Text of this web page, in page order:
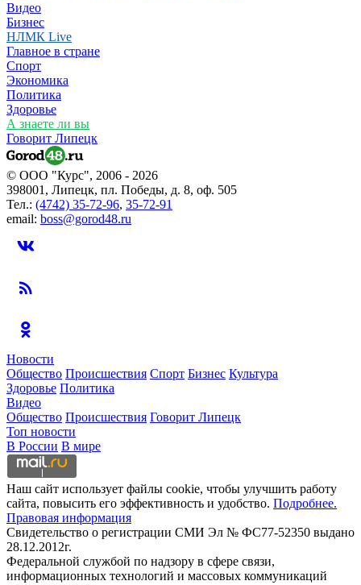
Видео
Бизнес
НЛМК Live
Главное в стране
Спорт
Экономика
Политика
Здоровье
А знаете ли вы
Говорит Липецк
© ООО "Курс", 2006 - 2026
398001, Липецк, пл. Победы, д. 8, оф. 505
Тел.: (4742) 35-72-96, 35-72-91
email: boss@gorod48.ru
Новости
Общество Происшествия Спорт Бизнес Культура
Здоровье Политика
Видео
Общество Происшествия Говорит Липецк
Топ новости
В России В мире
Наш сайт использует файлы cookie, чтобы улучшить работу
сайта, повысить его эффективность и удобство. Подробнее.
Правовая информация
Свидетельство о регистрации СМИ Эл № ФС77-52350 выдано
28.12.2012г.
Федеральной службой по надзору в сфере связи,
информационных технологий и массовых коммуникаций